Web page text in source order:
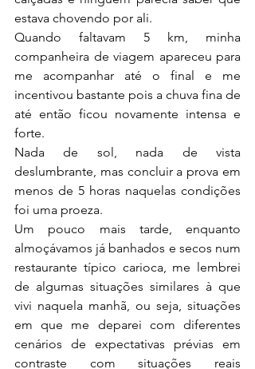
estava chovendo por ali.
Quando faltavam 5 km, minha
companheira de viagem apareceu para
me acompanhar até o final e me
incentivou bastante pois a chuva fina de
até então ficou novamente intensa e
forte.
Nada de sol, nada de vista
deslumbrante, mas concluir a prova em
menos de 5 horas naquelas condições
foi uma proeza.
Um pouco mais tarde, enquanto
almoçávamos já banhados e secos num
restaurante típico carioca, me lembrei
de algumas situações similares à que
vivi naquela manhã, ou seja, situações
em que me deparei com diferentes
cenários de expectativas prévias em
contraste com situações reais